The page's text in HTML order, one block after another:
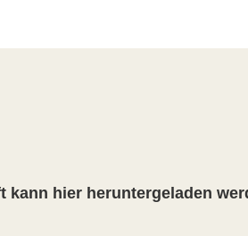
kann hier heruntergeladen